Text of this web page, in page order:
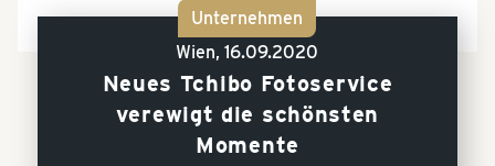
Unternehmen
Wien,16.09.2020
Neues Tchibo Fotoservice
verewigt die schönsten
Momente